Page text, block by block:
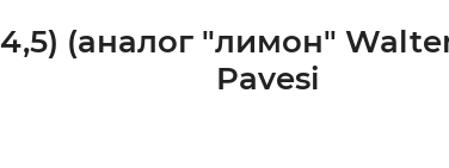
(аналог "лимон"
Pavesi